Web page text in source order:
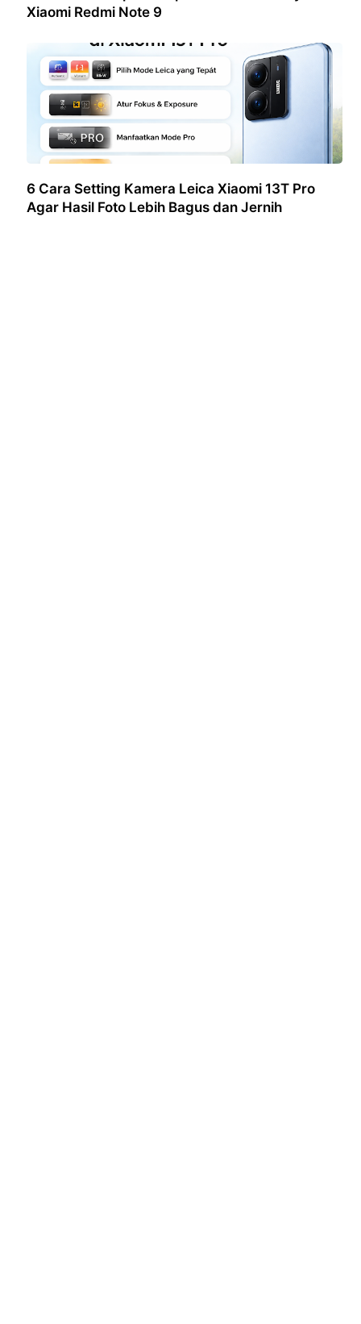
Xiaomi Redmi Note 9
6 Cara Setting Kamera Leica Xiaomi 13T Pro
Agar Hasil Foto Lebih Bagus dan Jernih